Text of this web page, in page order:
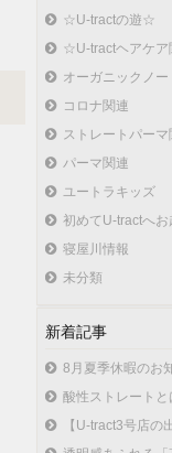
☆U-tractの遊☆
☆U-tractヘアケ
オーガニックノー
コロナ関連
ストレートパーマ
パーマ関連
ユートラキッズ
初めてU-tractへ
寝屋川情報
未分類
新着記事
8月夏季休暇のお
酸性ストレート
【U-tract3号店の